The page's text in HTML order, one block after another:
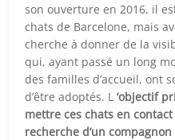
son ouverture en 2016, il
chats de Barcelone, mais
cherche à donner de la
qui, ayant passé un long
des familles d’accueil, ont
d’être adoptés. L‘objectif
mettre ces chats en
recherche d’un